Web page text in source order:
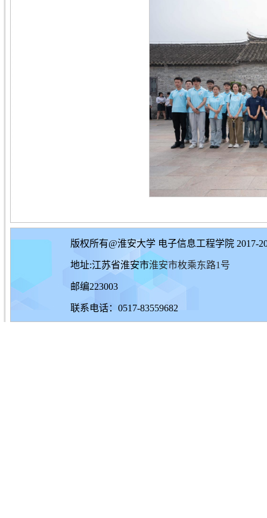
版权所有@淮安大学 电子信息工程学院 2017-
地址:江苏省淮安市淮安市枚乘东路1号
邮编223003
联系电话：0517-83559682